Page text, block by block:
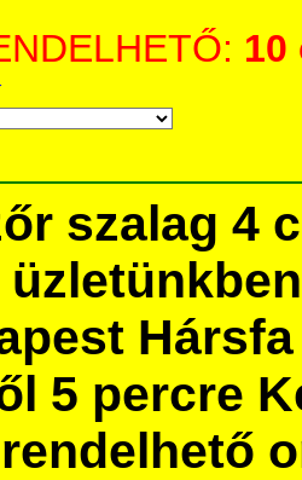
10
szalag 4
5 percre